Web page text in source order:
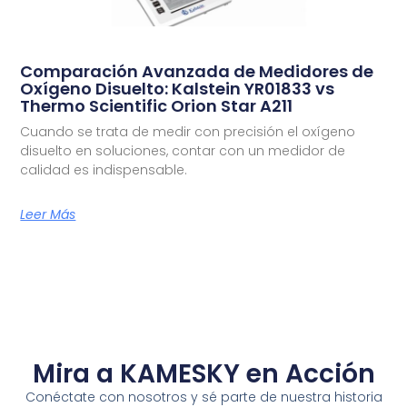
Comparación Avanzada de Medidores de
Oxígeno Disuelto: Kalstein YR01833 vs
Thermo Scientific Orion Star A211
Cuando se trata de medir con precisión el oxígeno
disuelto en soluciones, contar con un medidor de
calidad es indispensable.
Leer Más
Mira a KAMESKY en Acción
Conéctate con nosotros y sé parte de nuestra historia